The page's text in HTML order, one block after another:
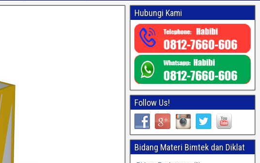
Hubungi Kami
Follow Us!
Bidang Materi Bimtek dan Diklat